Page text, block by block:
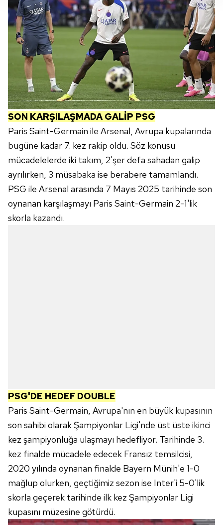
takdirde, kullanıcılara hedefli reklamlar
gösterilmeyecektir."
Sizlere daha iyi bir hizmet sunabilmek için İnternet
Sitemizde kendimize ve üçüncü kişilere ait çerezler
kullanılmaktadır. Bu çerezler vasıtasıyla çeşitli kişisel
verileriniz işlenmekte olup gerekli olan çerezler bilgi
toplumu hizmetlerinin sunulması amacıyla
kullanılmaktadır. Diğer çerezler, sitemizin daha işlevsel
kılınması ve kişiselleştirilmesi ve sizlere yönelik
reklam/pazarlama faaliyetlerinin yapılması, amaçlarıyla
sınırlı olarak açık rızanız dahilinde kullanılacaktır.
Çerezlere ilişkin tercihlerinizi aşağıda yer alan panel
vasıtasıyla belirleyebilirsiniz. Çerezlere ilişkin detaylı bilgi
için Ayarlar butonuna tıklayabilir,Çerez Bilgilendirme
Metnimizi ziyaret edebilirsiniz.
6698 sayılı Kişisel Verilerin Korunması Kanunu uyarınca
SON KARŞILAŞMADA GALİP PSG
Paris Saint-Germain ile Arsenal, Avrupa kupalarında
bugüne kadar 7. kez rakip oldu. Söz konusu
mücadelelerde iki takım, 2'şer defa sahadan galip
ayrılırken, 3 müsabaka ise berabere tamamlandı.
PSG ile Arsenal arasında 7 Mayıs 2025 tarihinde son
oynanan karşılaşmayı Paris Saint-Germain 2-1'lik
skorla kazandı.
PSG'DE HEDEF DOUBLE
Paris Saint-Germain, Avrupa'nın en büyük kupasının
son sahibi olarak Şampiyonlar Ligi'nde üst üste ikinci
kez şampiyonluğa ulaşmayı hedefliyor. Tarihinde 3.
kez finalde mücadele edecek Fransız temsilcisi,
2020 yılında oynanan finalde Bayern Münih'e 1-0
mağlup olurken, geçtiğimiz sezon ise Inter'i 5-0'lik
skorla geçerek tarihinde ilk kez Şampiyonlar Ligi
kupasını müzesine götürdü.